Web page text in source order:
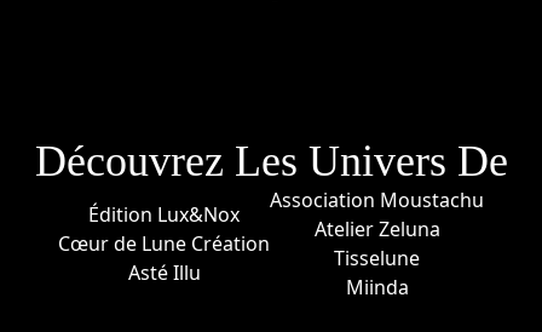
Découvrez Les Univers De
Édition Lux&Nox
Cœur de Lune Création
Asté Illu
Association Moustachu
Atelier Zeluna
Tisselune
Miinda